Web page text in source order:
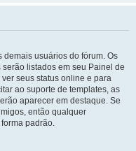
usuários do fórum. Os
listados em seu Painel de
seus status online e para
ao suporte de templates, as
aparecer em destaque. Se
então qualquer
padrão.